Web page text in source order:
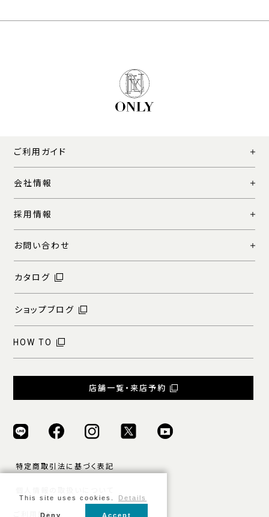
ご利用ガイド
会社情報
採用情報
お問い合わせ
カタログ
ショップブログ
HOW TO
店舗一覧・来店予約
特定商取引法に基づく表記
ご利用規約
This site uses cookies. Details
Deny Accept